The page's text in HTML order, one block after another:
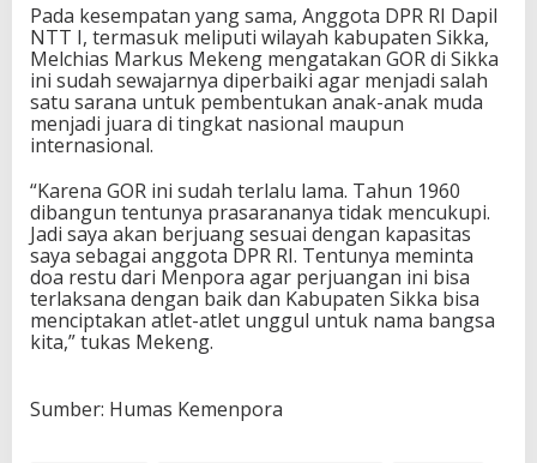
Pada kesempatan yang sama, Anggota DPR RI Dapil
NTT I, termasuk meliputi wilayah kabupaten Sikka,
Melchias Markus Mekeng mengatakan GOR di Sikka
ini sudah sewajarnya diperbaiki agar menjadi salah
satu sarana untuk pembentukan anak-anak muda
menjadi juara di tingkat nasional maupun
internasional.
“Karena GOR ini sudah terlalu lama. Tahun 1960
dibangun tentunya prasarananya tidak mencukupi.
Jadi saya akan berjuang sesuai dengan kapasitas
saya sebagai anggota DPR RI. Tentunya meminta
doa restu dari Menpora agar perjuangan ini bisa
terlaksana dengan baik dan Kabupaten Sikka bisa
menciptakan atlet-atlet unggul untuk nama bangsa
kita,” tukas Mekeng.
Sumber: Humas Kemenpora